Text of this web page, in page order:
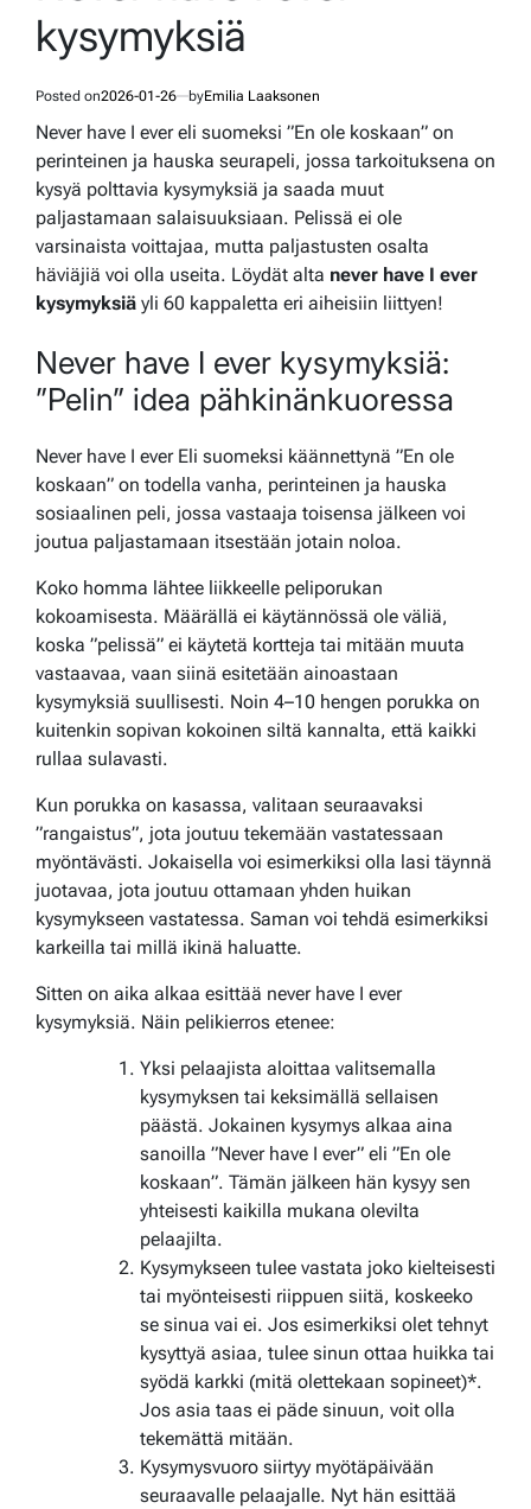
kysymyksiä
Posted on2026-01-26 byEmilia Laaksonen
Never have I ever eli suomeksi ”En ole koskaan” on
perinteinen ja hauska seurapeli, jossa tarkoituksena on
kysyä polttavia kysymyksiä ja saada muut
paljastamaan salaisuuksiaan. Pelissä ei ole
varsinaista voittajaa, mutta paljastusten osalta
häviäjiä voi olla useita. Löydät alta never have I ever
kysymyksiä yli 60 kappaletta eri aiheisiin liittyen!
Never have I ever kysymyksiä:
”Pelin” idea pähkinänkuoressa
Never have I ever Eli suomeksi käännettynä ”En ole
koskaan” on todella vanha, perinteinen ja hauska
sosiaalinen peli, jossa vastaaja toisensa jälkeen voi
joutua paljastamaan itsestään jotain noloa.
Koko homma lähtee liikkeelle peliporukan
kokoamisesta. Määrällä ei käytännössä ole väliä,
koska ”pelissä” ei käytetä kortteja tai mitään muuta
vastaavaa, vaan siinä esitetään ainoastaan
kysymyksiä suullisesti. Noin 4–10 hengen porukka on
kuitenkin sopivan kokoinen siltä kannalta, että kaikki
rullaa sulavasti.
Kun porukka on kasassa, valitaan seuraavaksi
”rangaistus”, jota joutuu tekemään vastatessaan
myöntävästi. Jokaisella voi esimerkiksi olla lasi täynnä
juotavaa, jota joutuu ottamaan yhden huikan
kysymykseen vastatessa. Saman voi tehdä esimerkiksi
karkeilla tai millä ikinä haluatte.
Sitten on aika alkaa esittää never have I ever
kysymyksiä. Näin pelikierros etenee:
Yksi pelaajista aloittaa valitsemalla
kysymyksen tai keksimällä sellaisen
päästä. Jokainen kysymys alkaa aina
sanoilla ”Never have I ever” eli ”En ole
koskaan”. Tämän jälkeen hän kysyy sen
yhteisesti kaikilla mukana olevilta
pelaajilta.
Kysymykseen tulee vastata joko kielteisesti
tai myönteisesti riippuen siitä, koskeeko
se sinua vai ei. Jos esimerkiksi olet tehnyt
kysyttyä asiaa, tulee sinun ottaa huikka tai
syödä karkki (mitä olettekaan sopineet)*.
Jos asia taas ei päde sinuun, voit olla
tekemättä mitään.
Kysymysvuoro siirtyy myötäpäivään
seuraavalle pelaajalle. Nyt hän esittää